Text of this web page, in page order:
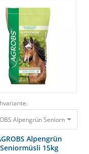
Alpengrün Seniormüsli
Alpengrün
Seniormüsli 15kg